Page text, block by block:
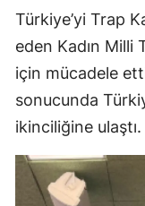
Türkiye’yi Trap
eden Kadın Milli
için mücadele
sonucunda
ikinciliğine ulaştı.